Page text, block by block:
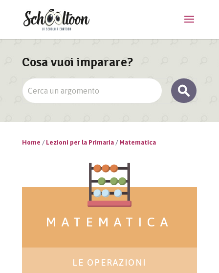
Cosa vuoi imparare?
Home / Lezioni per la Primaria/ Matematica
MATEMATICA
LE OPERAZIONI